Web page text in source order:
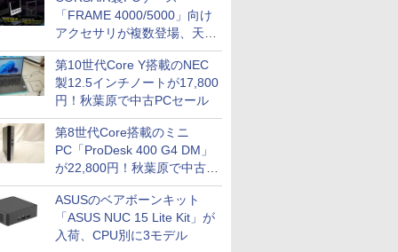
「FRAME 4000/5000」向け
アクセサリが複数登場、天然
木製パネルや背面コネクタ対
応トレイなど
第10世代Core Y搭載のNEC
製12.5インチノートが17,800
円！秋葉原で中古PCセール
第8世代Core搭載のミニ
PC「ProDesk 400 G4 DM」
が22,800円！秋葉原で中古
PCセール
ASUSのベアボーンキット
「ASUS NUC 15 Lite Kit」が
入荷、CPU別に3モデル